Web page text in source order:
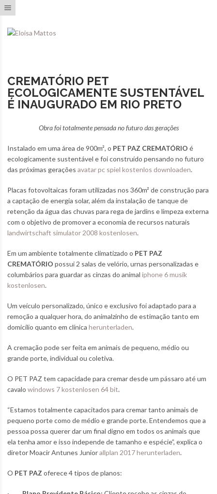
CREMATÓRIO PET
ECOLOGICAMENTE SUSTENTÁVEL
É INAUGURADO EM RIO PRETO
Obra foi totalmente pensada no futuro das gerações
Instalado em uma área de 900m², o PET PAZ CREMATÓRIO é
ecologicamente sustentável e foi construído pensando no futuro
das próximas gerações avatar pc spiel kostenlos downloaden.
Placas fotovoltaicas foram utilizadas nos 360m² de construção para
a captação de energia solar, além da instalação de tanque de
retenção da água das chuvas para rega de jardins e limpeza externa
com o objetivo de promover a economia de recursos naturais
landwirtschaft simulator 2008 kostenlosen.
Em um ambiente totalmente climatizado o PET PAZ
CREMATÓRIO possui 2 salas de velório, urnas personalizadas e
columbários para guardar as cinzas do animal iphone 6 musik
kostenlosen.
Um veículo personalizado, único e exclusivo foi adaptado para a
remoção a qualquer hora, do animalzinho de estimação tanto em
domicílio quanto em clínica herunterladen.
A cremação pode ser feita em animais de pequeno, médio ou
grande porte, individual ou coletiva.
O PET PAZ tem capacidade para cremar desde um pássaro até um
cavalo windows 7 kostenlosen 64 bit.
“Estamos totalmente capacitados para cremar tanto animais de
pequeno porte como de médio e grande porte. Entendemos que a
pessoa possa querer dar um final digno em todos os animais que
ela tenha amor e isso independe de tamanho e espécie”, explica o
diretor Moacir Antunes Juniorallplan 2017 herunterladen.
O PET PAZ oferece 4 tipos de planos: